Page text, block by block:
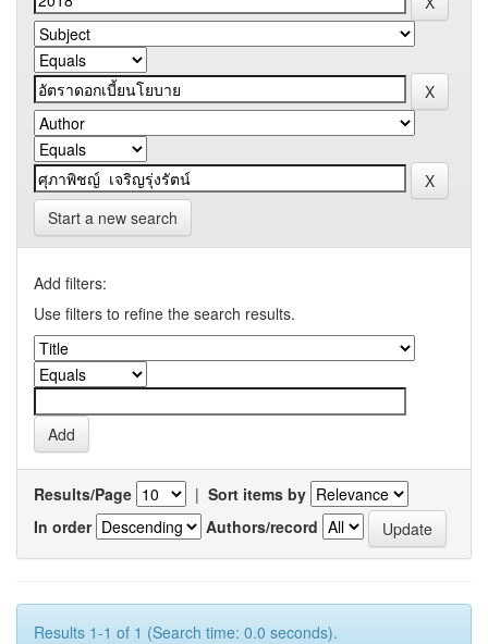
Start a new search
Add filters:
Use filters to refine the search results.
Results/Page | Sort items by
In order
Authors/record
Results 1-1 of 1 (Search time: 0.0 seconds).